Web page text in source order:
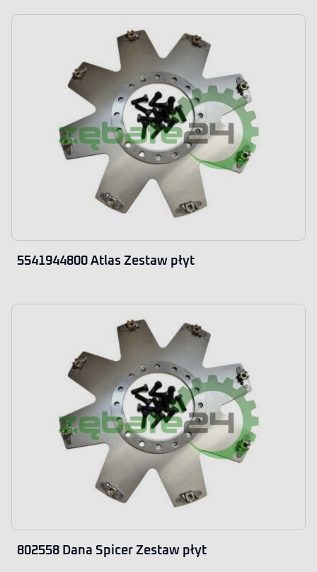
5541944800 Atlas Zestaw płyt
802558 Dana Spicer Zestaw płyt